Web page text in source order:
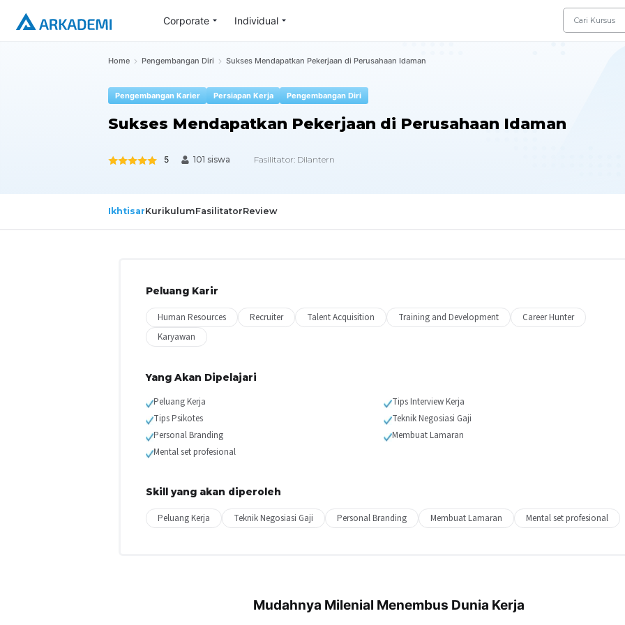
Corporate Individual
Home Pengembangan Diri Sukses Mendapatkan Pekerjaan di Perusahaan Idaman
Pengembangan Karier Persiapan Kerja Pengembangan Diri
Sukses Mendapatkan Pekerjaan di Perusahaan Idaman
5 101 siswa Fasilitator: Dilantern
IkhtisarKurikulumFasilitatorReview
Peluang Karir
Human Resources Recruiter Talent Acquisition Training and Development
Career Hunter
Karyawan
Yang Akan Dipelajari
Peluang Kerja
Tips Interview Kerja
Tips Psikotes
Teknik Negosiasi Gaji
Personal Branding
Membuat Lamaran
Mental set profesional
Skill yang akan diperoleh
Peluang Kerja Teknik Negosiasi Gaji Personal Branding Membuat Lamaran Mental set profesional
Mudahnya Milenial Menembus Dunia Kerja